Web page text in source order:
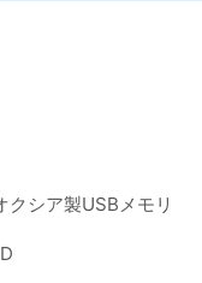
シア製USBメモリ